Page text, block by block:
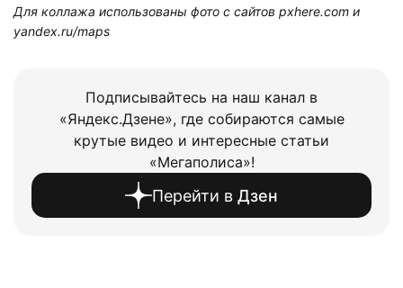
Для коллажа использованы фото с сайтов pxhere.com и
yandex.ru/maps
Подписывайтесь на наш канал в
«Яндекс.Дзене», где собираются самые
крутые видео и интересные статьи
«Мегаполиса»!
Перейти в Дзен